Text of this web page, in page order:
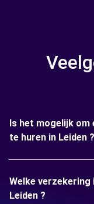
Is het mogelijk om
te huren in Leiden ?
Welke verzekering
Leiden ?